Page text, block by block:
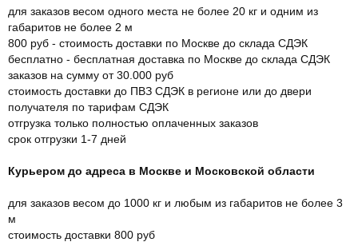
для заказов весом одного места не более 20 кг и одним из
габаритов не более 2 м
800 руб - стоимость доставки по Москве до склада СДЭК
бесплатно - бесплатная доставка по Москве до склада СДЭК
заказов на сумму от 30.000 руб
стоимость доставки до ПВЗ СДЭК в регионе или до двери
получателя по тарифам СДЭК
отгрузка только полностью оплаченных заказов
срок отгрузки 1-7 дней
Курьером до адреса в Москве и Московской области
для заказов весом до 1000 кг и любым из габаритов не более 3
м
стоимость доставки 800 руб